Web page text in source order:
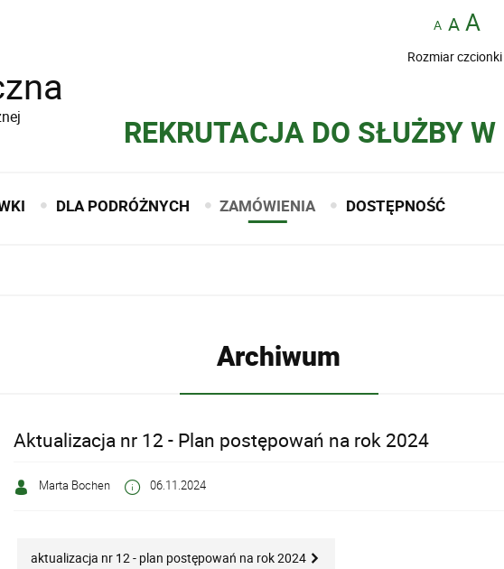
Rozmiar czcionki
REKRUTACJA DO SŁUŻBY
DLA PODRÓŻNYCH ZAMÓWIENIA DOSTĘPNOŚĆ
Archiwum
Aktualizacja nr 12 - Plan postępowań na rok 2024
Marta Bochen 06.11.2024
aktualizacja nr 12 - plan postępowań na rok 2024